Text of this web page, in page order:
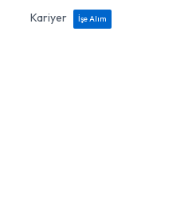
Kariyer
İşe Alım